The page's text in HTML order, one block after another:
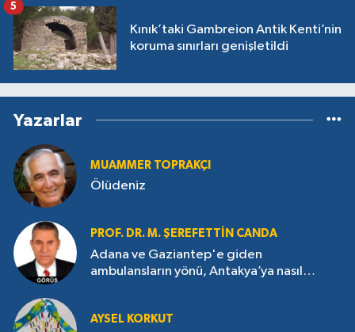
Kınık’taki Gambreion Antik Kenti’nin
koruma sınırları genişletildi
5
Yazarlar
MUAMMER TOPRAKÇI
Ölüdeniz
PROF. DR. M. ŞEREFETTIN CANDA
Adana ve Gaziantep'e giden
ambulansların yönü, Antakya’ya nasıl
AYSEL KORKUT